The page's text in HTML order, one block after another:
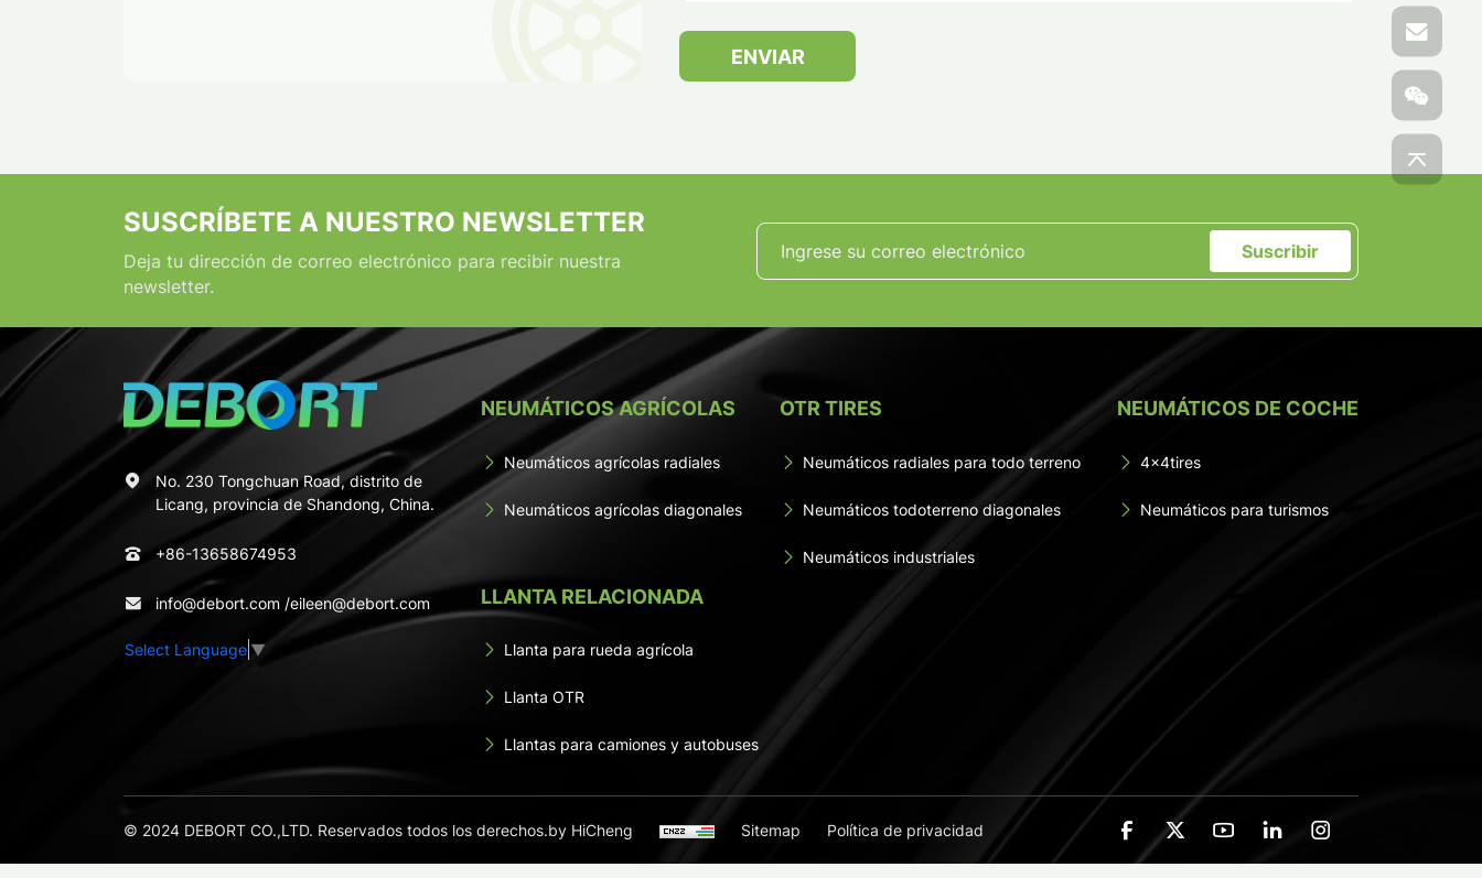
ENVIAR
SUSCRÍBETE A NUESTRO NEWSLETTER
Deja tu dirección de correo electrónico para recibir nuestra
newsletter.
Suscribir
No. 230 Tongchuan Road, distrito de
Licang, provincia de Shandong, China.
+86-13658674953
info@debort.com /eileen@debort.com
Select Language ▼
NEUMÁTICOS AGRÍCOLAS
Neumáticos agrícolas radiales
Neumáticos agrícolas diagonales
OTR TIRES
Neumáticos radiales para todo terreno
Neumáticos todoterreno diagonales
Neumáticos industriales
NEUMÁTICOS DE COCHE
4x4tires
Neumáticos para turismos
LLANTA RELACIONADA
Llanta para rueda agrícola
Llanta OTR
Llantas para camiones y autobuses
© 2024 DEBORT CO.,LTD. Reservados todos los derechos.by HiCheng Sitemap Política de privacidad